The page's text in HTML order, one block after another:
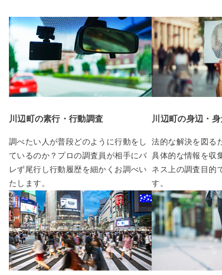
川辺町の素行・行動調査
調べたい人が普段どのように行動をし
ているのか？プロの調査員が相手にバ
レず尾行し行動履歴を細かくお調べい
たします。
川辺町の身辺・
法的な解決を図る
具体的な情報を収
ネス上の調査目的
す。